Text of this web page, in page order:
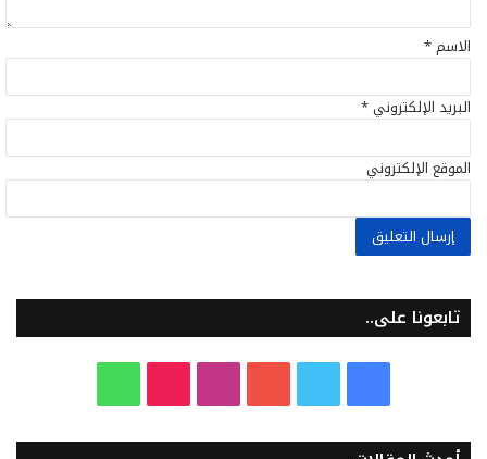
الاسم*
البريد الإلكتروني*
الموقع الإلكتروني
تابعونا على..